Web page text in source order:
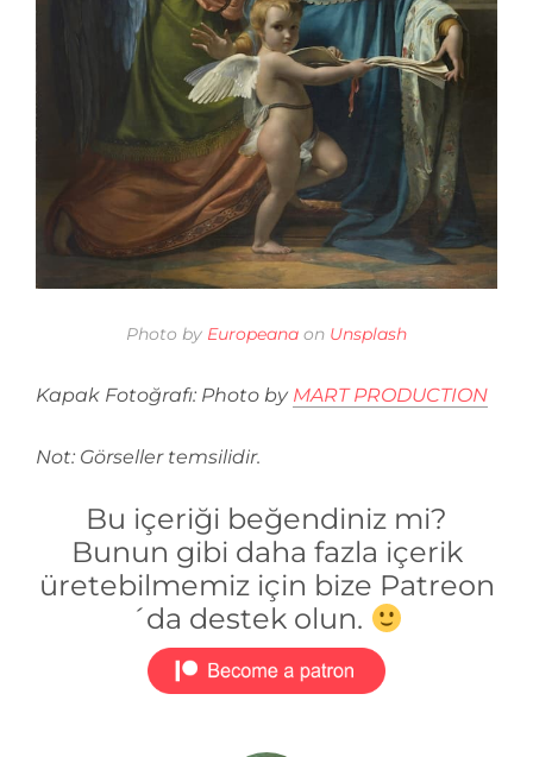
Photo by Europeana on Unsplash
Kapak Fotoğrafı: Photo by MART PRODUCTION
Not: Görseller temsilidir.
Bu içeriği beğendiniz mi?
Bunun gibi daha fazla içerik
üretebilmemiz için bize Patreon
´da destek olun.